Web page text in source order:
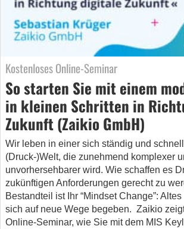
Kostenloses Online-Seminar
So starten Sie mit einem
in kleinen Schritten in
Zukunft (Zaikio GmbH)
Wir leben in einer sich ständig und
(Druck-)Welt, die zunehmend komplexer
unvorhersehbarer wird. Wie schaffen es
zukünftigen Anforderungen gerecht zu
Bestandteil ist Ihr “Mindset Change”:
sich auf neue Wege begeben. Zaikio
Online-Seminar, wie Sie mit dem MIS